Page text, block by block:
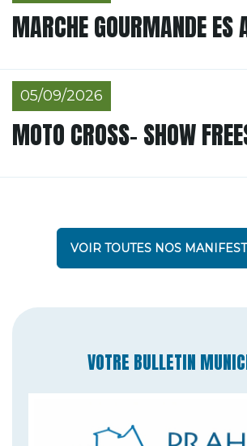
MARCHE GOURMANDE ES
05/09/2026
MOTO CROSS- SHOW
VOIR TOUTES NOS
VOTRE BULLETIN